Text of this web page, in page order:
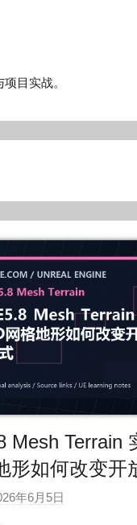
目实战。
Mesh Terrain
形如何改变开
年6月5日